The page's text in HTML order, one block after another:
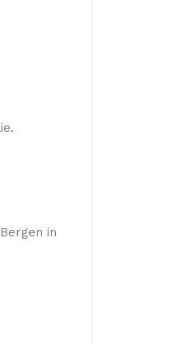
in